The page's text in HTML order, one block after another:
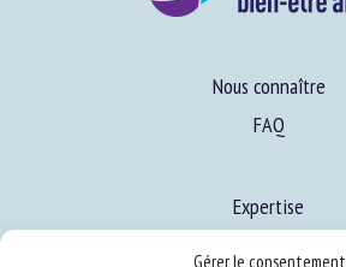
Gérer le consentement
Nous connaître
FAQ
Expertise